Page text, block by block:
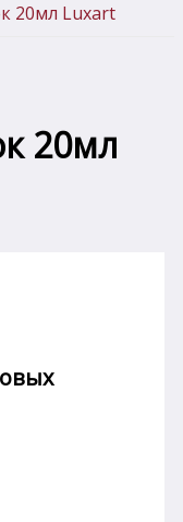
20мл Luxart
20мл